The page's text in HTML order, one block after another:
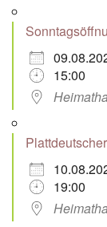
15:00
19:00